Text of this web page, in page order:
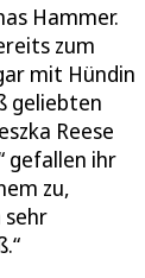
Hammer.
zum
mit Hündin
geliebten
Reese
gefallen ihr
zu,
sehr